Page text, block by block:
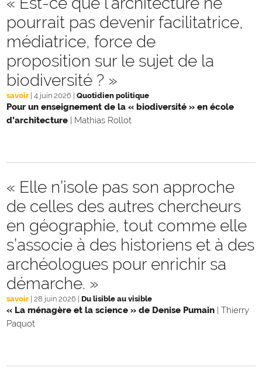
pourrait pas devenir facilitatrice,
médiatrice, force de
proposition sur le sujet de la
biodiversité ? »
savoir | 4 juin 2026 | Quotidien politique
Pour un enseignement de la « biodiversité » en école
d’architecture | Mathias Rollot
« Elle n’isole pas son approche
de celles des autres chercheurs
en géographie, tout comme elle
s’associe à des historiens et à des
archéologues pour enrichir sa
démarche. »
savoir | 28 juin 2026 | Du lisible au visible
« La ménagère et la science » de Denise Pumain | Thierry
Paquot